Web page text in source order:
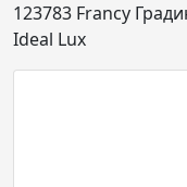
123783 Francy
Ideal Lux